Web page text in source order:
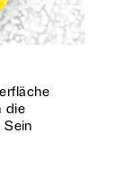
die
Sein